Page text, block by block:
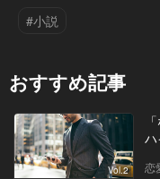
#小説
おすすめ記事
Vol.2
恋